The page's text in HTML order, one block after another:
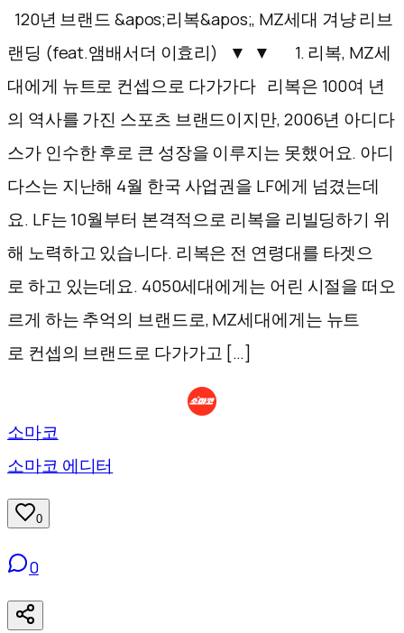
120년 브랜드 &apos;리복&apos;, MZ세대 겨냥 리브
랜딩 (feat.앰배서더 이효리) ▼ ▼ 1. 리복, MZ세
대에게 뉴트로 컨셉으로 다가가다 리복은 100여 년
의 역사를 가진 스포츠 브랜드이지만, 2006년 아디다
스가 인수한 후로 큰 성장을 이루지는 못했어요. 아디
다스는 지난해 4월 한국 사업권을 LF에게 넘겼는데
요. LF는 10월부터 본격적으로 리복을 리빌딩하기 위
해 노력하고 있습니다. 리복은 전 연령대를 타겟으
로 하고 있는데요. 4050세대에게는 어린 시절을 떠오
르게 하는 추억의 브랜드로, MZ세대에게는 뉴트
로 컨셉의 브랜드로 다가가고 […]
소마코
소마코 에디터
0
0